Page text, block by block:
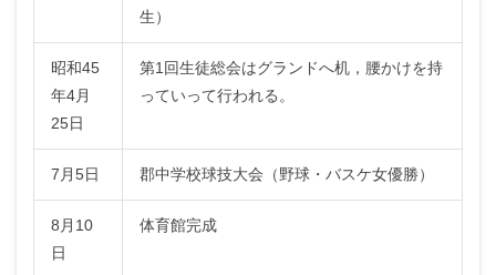
生）
昭和45
年4月
25日
第1回生徒総会はグランドへ机，腰かけを持
っていって行われる。
7月5日 郡中学校球技大会（野球・バスケ女優勝）
8月10
日
体育館完成